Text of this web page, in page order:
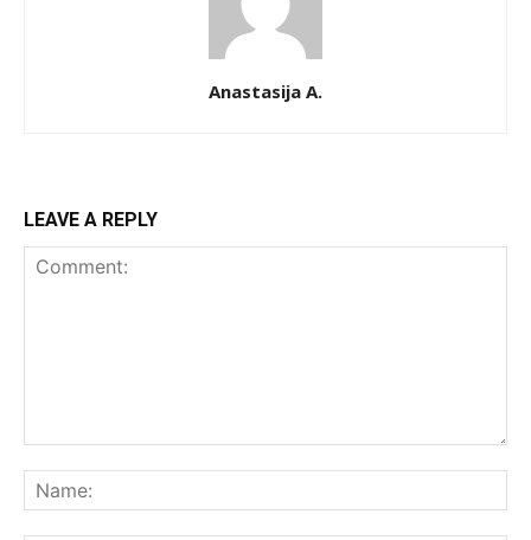
Anastasija A.
LEAVE A REPLY